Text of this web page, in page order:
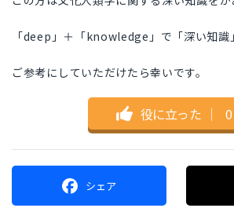
「deep」＋「knowledge」で「深い知識
ご参考にしていただけたら幸いです。
役に立った ｜ 0
シェア